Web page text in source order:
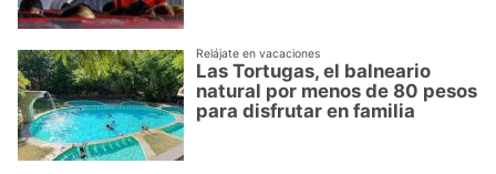
Relájate en vacaciones
Las Tortugas, el balneario
natural por menos de 80 pesos
para disfrutar en familia